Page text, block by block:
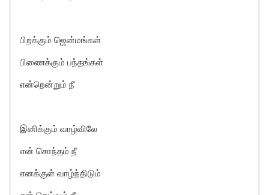
பிறக்கும் ஜென்மங்கள்
பிணைக்கும் பந்தங்கள்
என்றென்றும் நீ
இனிக்கும் வாழ்விலே
என் சொந்தம் நீ
எனக்குள் வாழ்ந்திடும்